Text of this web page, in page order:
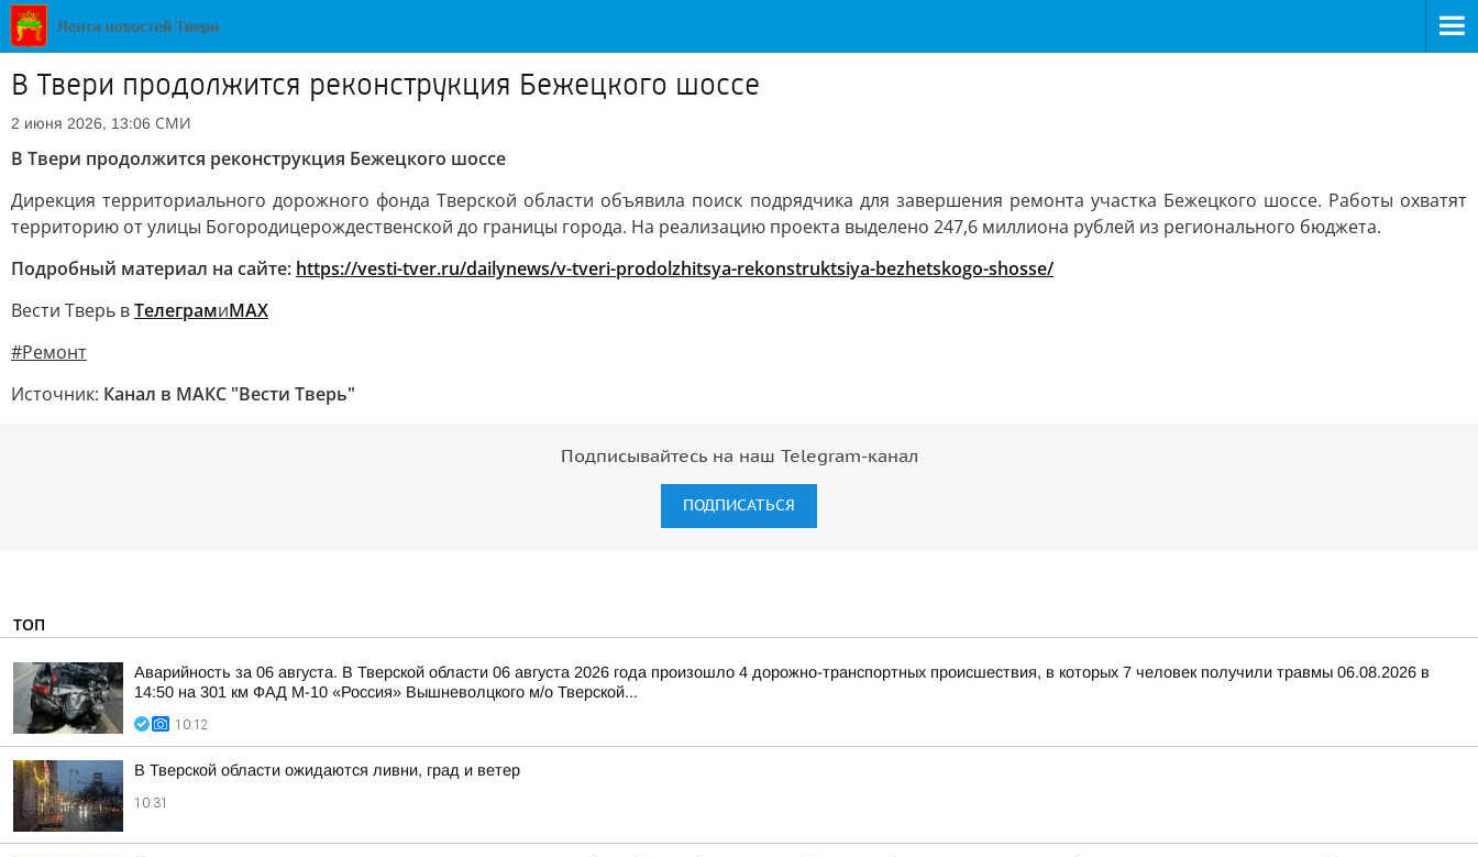
В Твери продолжится реконструкция Бежецкого шоссе
2 июня 2026, 13:06 СМИ
В Твери продолжится реконструкция Бежецкого шоссе
Дирекция территориального дорожного фонда Тверской области объявила поиск подрядчика для завершения ремонта участка Бежецкого шоссе. Работы охватят
территорию от улицы Богородицерождественской до границы города. На реализацию проекта выделено 247,6 миллиона рублей из регионального бюджета.
Подробный материал на сайте: https://vesti-tver.ru/dailynews/v-tveri-prodolzhitsya-rekonstruktsiya-bezhetskogo-shosse/
Вести Тверь вТелеграмиМАХ
#Ремонт
Источник: Канал в МАКС "Вести Тверь"
Подписывайтесь на наш Telegram-канал
ПОДПИСАТЬСЯ
ТОП
Аварийность за 06 августа. В Тверской области 06 августа 2026 года произошло 4 дорожно-транспортных происшествия, в которых 7 человек получили травмы 06.08.2026 в
14:50 на 301 км ФАД М-10 «Россия» Вышневолцкого м/о Тверской...
10:12
В Тверской области ожидаются ливни, град и ветер
10:31